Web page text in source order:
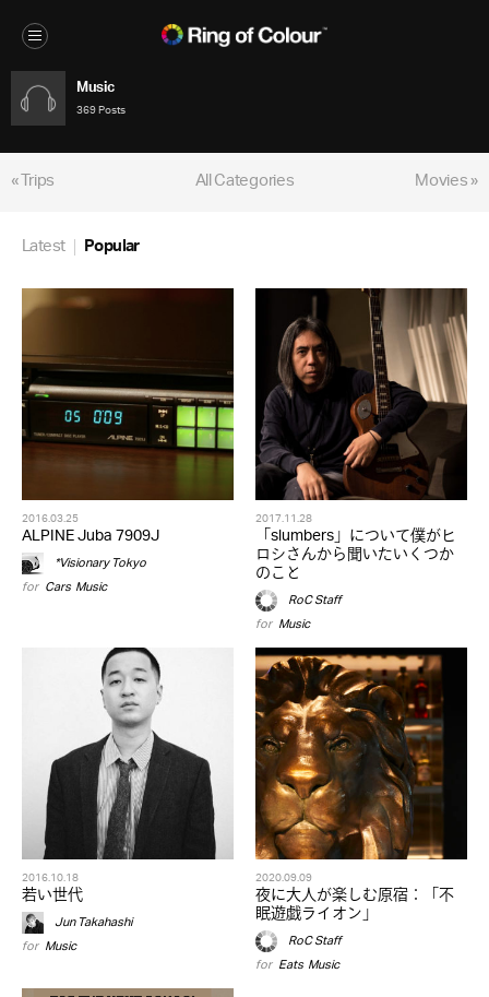
Music
369 Posts
« Trips Movies »
All Categories
Latest Popular
2016.03.25
ALPINE Juba 7909J
*Visionary Tokyo
for Cars,Music
2017.11.28
「slumbers」について僕がヒ
ロシさんから聞いたいくつか
のこと
RoC Staff
for Music
2016.10.18
若い世代
Jun Takahashi
for Music
2020.09.09
夜に大人が楽しむ原宿：「不
眠遊戯ライオン」
RoC Staff
for Eats,Music